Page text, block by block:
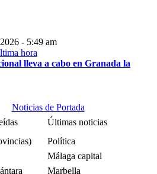
- 5:49 am
lleva a cabo en Granada la
Noticias de Portada
Últimas noticias
Política
Málaga capital
Marbella